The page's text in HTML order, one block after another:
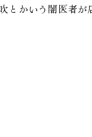
かいう闇医者が